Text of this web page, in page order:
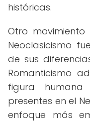
históricas.
Otro
Neoclasicismo
de sus
Romanticismo
figura
presentes en el
enfoque más